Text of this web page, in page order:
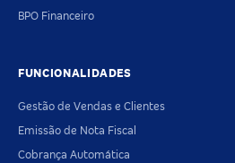
BPO Financeiro
FUNCIONALIDADES
Gestão de Vendas e Clientes
Emissão de Nota Fiscal
Cobrança Automática